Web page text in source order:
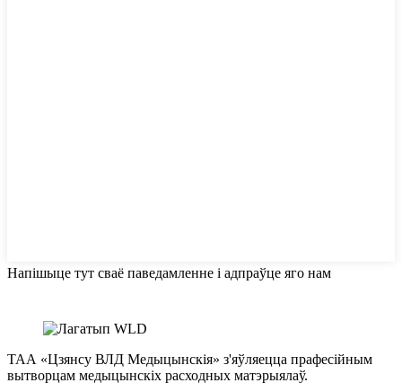
Напішыце тут сваё паведамленне і адпраўце яго нам
ТАА «Цзянсу ВЛД Медыцынскія» з'яўляецца прафесійным
вытворцам медыцынскіх расходных матэрыялаў.